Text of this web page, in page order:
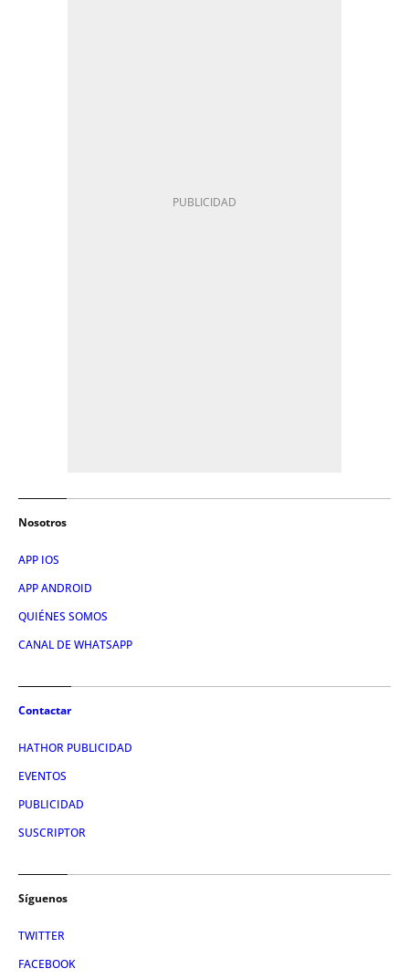
Nosotros
APP IOS
APP ANDROID
QUIÉNES SOMOS
CANAL DE WHATSAPP
Contactar
HATHOR PUBLICIDAD
EVENTOS
PUBLICIDAD
SUSCRIPTOR
Síguenos
TWITTER
FACEBOOK